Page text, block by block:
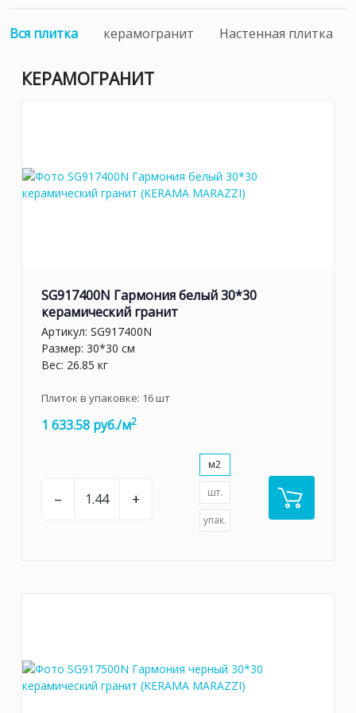
Вся плитка керамогранит Настенная плитка
КЕРАМОГРАНИТ
SG917400N Гармония белый 30*30
керамический гранит
Артикул: SG917400N
Размер: 30*30 см
Вес: 26.85 кг
Плиток в упаковке: 16шт
1 633.58 руб./м2
– +
м2
шт.
упак.